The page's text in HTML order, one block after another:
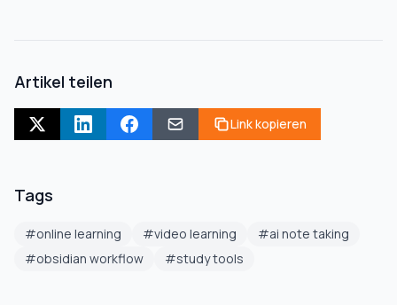
Artikel teilen
Link kopieren
Tags
#online learning #video learning #ai note taking
#obsidian workflow #study tools